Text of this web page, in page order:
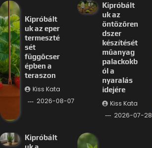
Kipróbált
uk az eper
termeszté
sét
függőcser
épben a
teraszon
Kiss Kata
2026-08-07
Kipróbált
uk az
öntözőren
dszer
készítését
műanyag
palackokb
ól a
nyaralás
idejére
Kiss Kata
2026-07-28
Kipróbált